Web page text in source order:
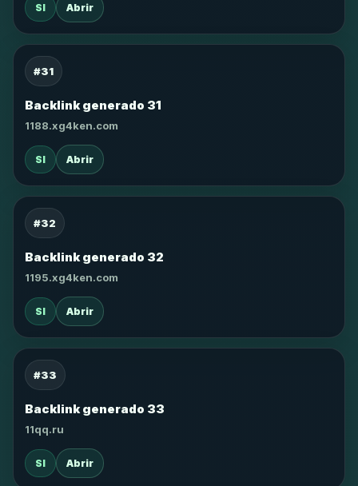
SI Abrir
#31
Backlink generado 31
1188.xg4ken.com
SI Abrir
#32
Backlink generado 32
1195.xg4ken.com
SI Abrir
#33
Backlink generado 33
11qq.ru
SI Abrir